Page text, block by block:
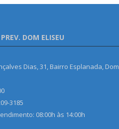
DOM ELISEU
Dias, 31, Bairro Esplanada, Dom
3185
08:00h às 14:00h